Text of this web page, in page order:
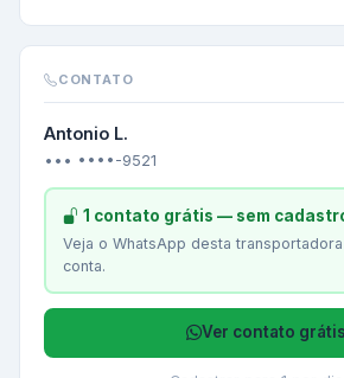
CONTATO
Antonio L.
••• ••••-9521
1 contato grátis — sem
Veja o WhatsApp desta
conta.
Ver contato grátis